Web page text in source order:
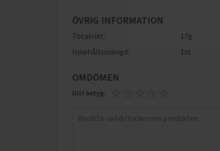
ÖVRIG INFORMATION
Totalvikt:
17g
Innehållsmängd:
1st
OMDÖMEN
Ditt betyg: